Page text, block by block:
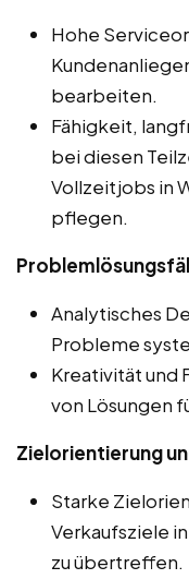
Hohe
bearbeiten.
Fähigkeit,
bei diesen
Vollzeitjobs in
pflegen.
Analytisches
Probleme
Kreativität und
von Lösungen
Zielorientierung
Starke
Verkaufsziele
zu übertreffen.